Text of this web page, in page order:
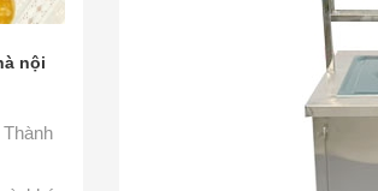
liệu nấu phở bò đơn
Văn Thành
Tìm hiểu
ĐẬM ĐÀ -
21/ 04/